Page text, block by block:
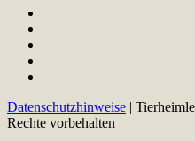
Datenschutzhinweise |
Rechte vorbehalten